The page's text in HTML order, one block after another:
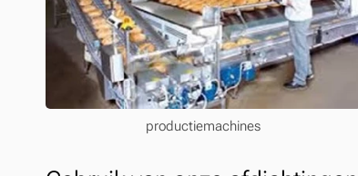
productiemachines